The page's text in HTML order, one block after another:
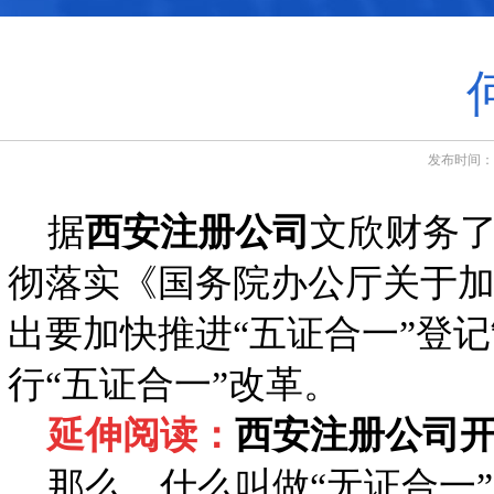
发布时间
据西安注册公司 文欣财务
彻落实《国务院办公厅关于
出要加快推进“五证合一”登
行“五证合一”改革。
延伸阅读： 西安注册公司
那么，什么叫做“无证合一